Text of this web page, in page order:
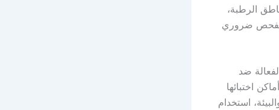
الرطبة،
الفحص ضروري
ضد
اختبائها
استخدام